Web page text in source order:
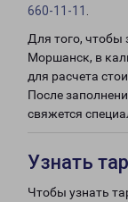
660-11-11
Для того, чтобы
Моршанск, в
для расчета
После
свяжется
Узнать
Чтобы узнать